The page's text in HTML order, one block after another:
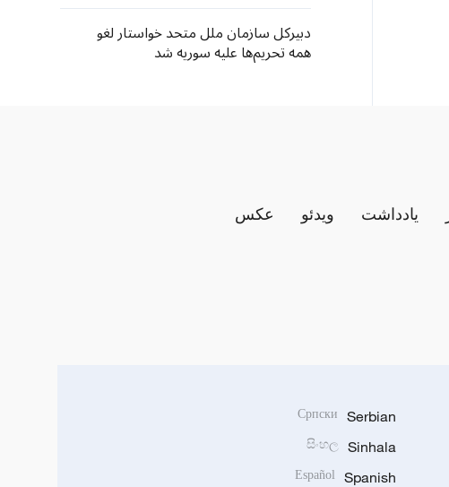
دبیرکل سازمان ملل متحد خواستار لغو
همه تحریم‌ها علیه سوریه شد
یادداشت ویدئو عکس
Serbian
Српски
Sinhala
සිංහල
Spanish
Español